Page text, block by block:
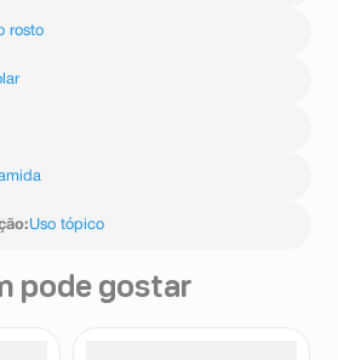
rosto
:Uso tópico
pode gostar